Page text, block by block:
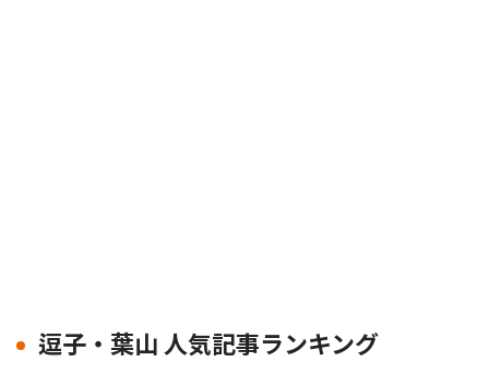
逗子・葉山 人気記事ランキング